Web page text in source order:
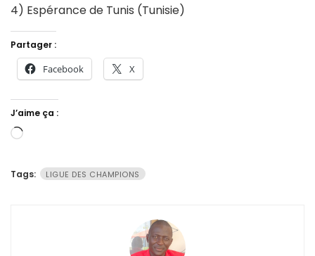
4) Espérance de Tunis (Tunisie)
Partager :
Facebook X
J’aime ça :
Chargement…
Tags: LIGUE DES CHAMPIONS